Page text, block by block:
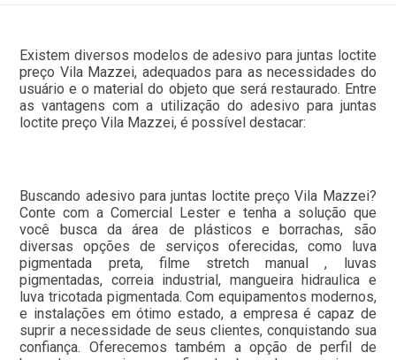
Existem diversos modelos de adesivo para juntas loctite
preço Vila Mazzei, adequados para as necessidades do
usuário e o material do objeto que será restaurado. Entre
as vantagens com a utilização do adesivo para juntas
loctite preço Vila Mazzei, é possível destacar:
Buscando adesivo para juntas loctite preço Vila Mazzei?
Conte com a Comercial Lester e tenha a solução que
você busca da área de plásticos e borrachas, são
diversas opções de serviços oferecidas, como luva
pigmentada preta, filme stretch manual , luvas
pigmentadas, correia industrial, mangueira hidraulica e
luva tricotada pigmentada. Com equipamentos modernos,
e instalações em ótimo estado, a empresa é capaz de
suprir a necessidade de seus clientes, conquistando sua
confiança. Oferecemos também a opção de perfil de